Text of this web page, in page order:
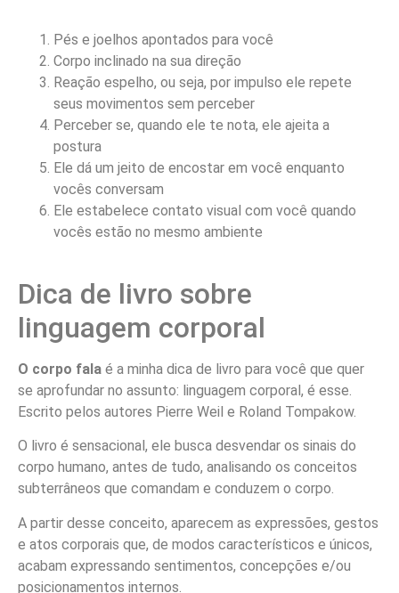
Pés e joelhos apontados para você
Corpo inclinado na sua direção
Reação espelho, ou seja, por impulso ele repete
seus movimentos sem perceber
Perceber se, quando ele te nota, ele ajeita a
postura
Ele dá um jeito de encostar em você enquanto
vocês conversam
Ele estabelece contato visual com você quando
vocês estão no mesmo ambiente
Dica de livro sobre
linguagem corporal
O corpo fala é a minha dica de livro para você que quer
se aprofundar no assunto: linguagem corporal, é esse.
Escrito pelos autores Pierre Weil e Roland Tompakow.
O livro é sensacional, ele busca desvendar os sinais do
corpo humano, antes de tudo, analisando os conceitos
subterrâneos que comandam e conduzem o corpo.
A partir desse conceito, aparecem as expressões, gestos
e atos corporais que, de modos característicos e únicos,
acabam expressando sentimentos, concepções e/ou
posicionamentos internos.